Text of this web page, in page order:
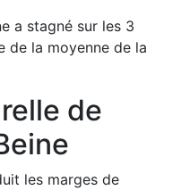
a stagné sur les 3
de la moyenne de la
de
les marges de